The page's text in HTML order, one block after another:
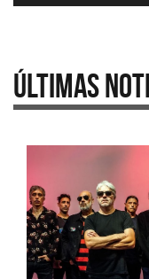
Últimas